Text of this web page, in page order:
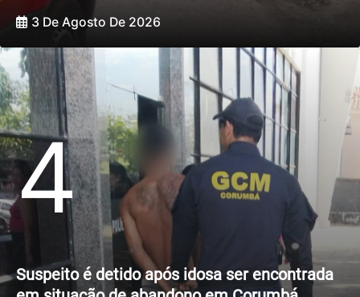
3 De Agosto De 2026
4
Suspeito é detido após idosa ser encontrada